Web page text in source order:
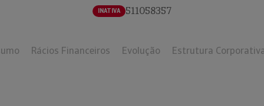
INATIVA 511058357
Rácios Financeiros Evolução Estrutura Corporativa